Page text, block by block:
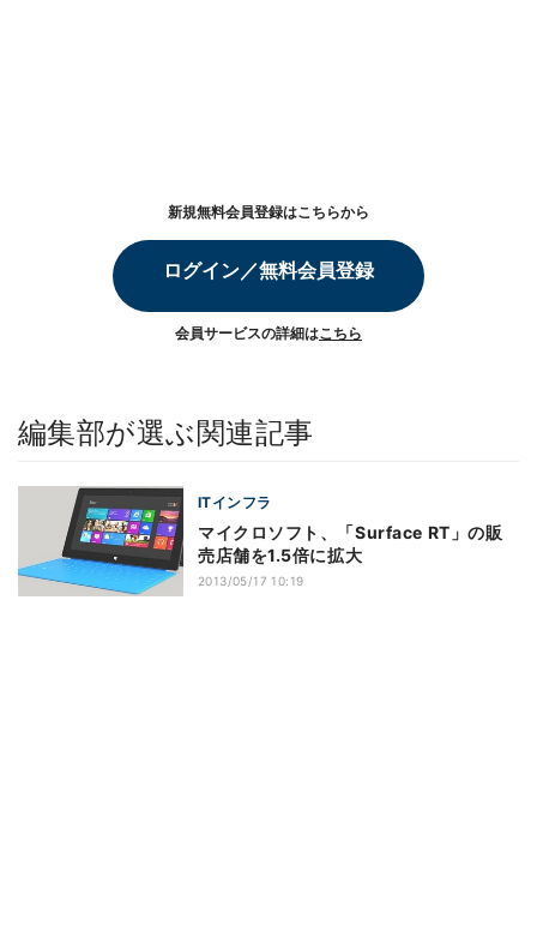
新規無料会員登録はこちらから
ログイン／無料会員登録
会員サービスの詳細はこちら
編集部が選ぶ関連記事
ITインフラ
マイクロソフト、「Surface RT」の販
売店舗を1.5倍に拡大
2013/05/17 10:19